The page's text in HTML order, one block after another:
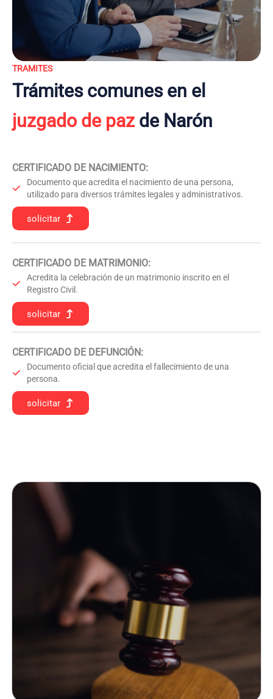
TRAMITES
Trámites comunes en el
juzgado de pazde Narón
CERTIFICADO DE NACIMIENTO:
Documento que acredita el nacimiento de una persona,
utilizado para diversos trámites legales y administrativos.
solicitar
CERTIFICADO DE MATRIMONIO:
Acredita la celebración de un matrimonio inscrito en el
Registro Civil.
solicitar
CERTIFICADO DE DEFUNCIÓN:
Documento oficial que acredita el fallecimiento de una
persona.
solicitar